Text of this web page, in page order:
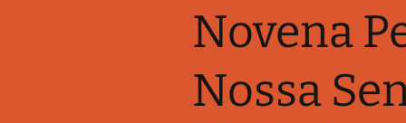
Novena
Nossa